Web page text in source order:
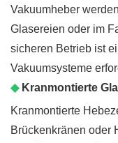
Vakuumheber
Glasereien oder im
sicheren Betrieb ist
Vakuumsysteme
◆Kranmontierte
Kranmontierte
Brückenkränen oder